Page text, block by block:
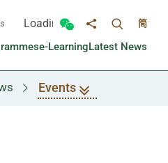
Loading...
Toggle Wechat panel
Share toToggle
简
e-LearningLatest News
Events